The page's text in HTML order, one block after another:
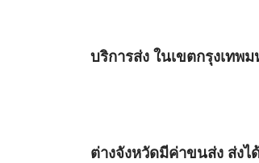
บริการส่ง ในเขตกรุงเทพ
ต่างจังหวัดมีค่าขนส่ง ส่งไ